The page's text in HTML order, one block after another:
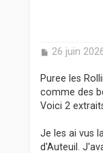
M
s
a
g
26 juin
Puree les
comme des
Voici 2
Je les ai vus
d'Auteuil.